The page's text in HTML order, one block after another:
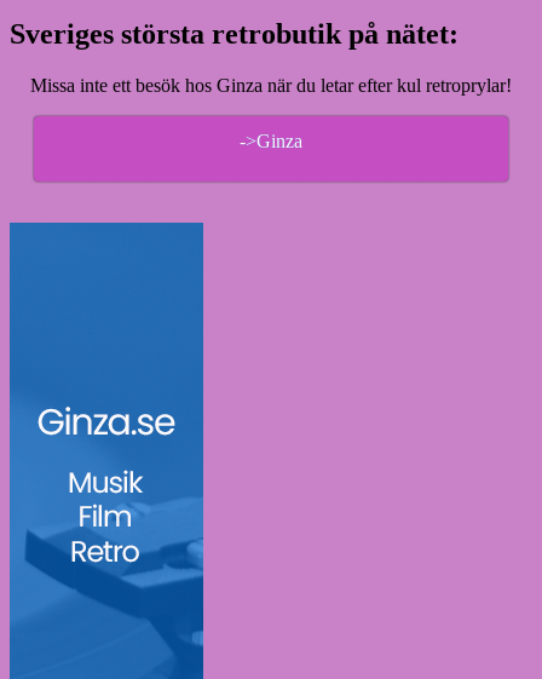
Sveriges största retrobutik på nätet:
Missa inte ett besök hos Ginza när du letar efter kul retroprylar!
->Ginza